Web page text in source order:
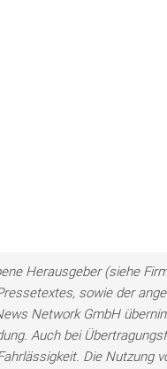
Herausgeber (siehe
sowie der
Network GmbH
Auch bei
Die Nutzung